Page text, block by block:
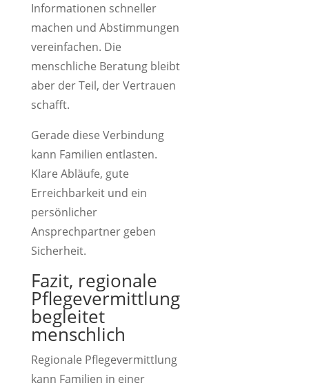
Informationen schneller
machen und Abstimmungen
vereinfachen. Die
menschliche Beratung bleibt
aber der Teil, der Vertrauen
schafft.
Gerade diese Verbindung
kann Familien entlasten.
Klare Abläufe, gute
Erreichbarkeit und ein
persönlicher
Ansprechpartner geben
Sicherheit.
Fazit, regionale
Pflegevermittlung
begleitet
menschlich
Regionale Pflegevermittlung
kann Familien in einer